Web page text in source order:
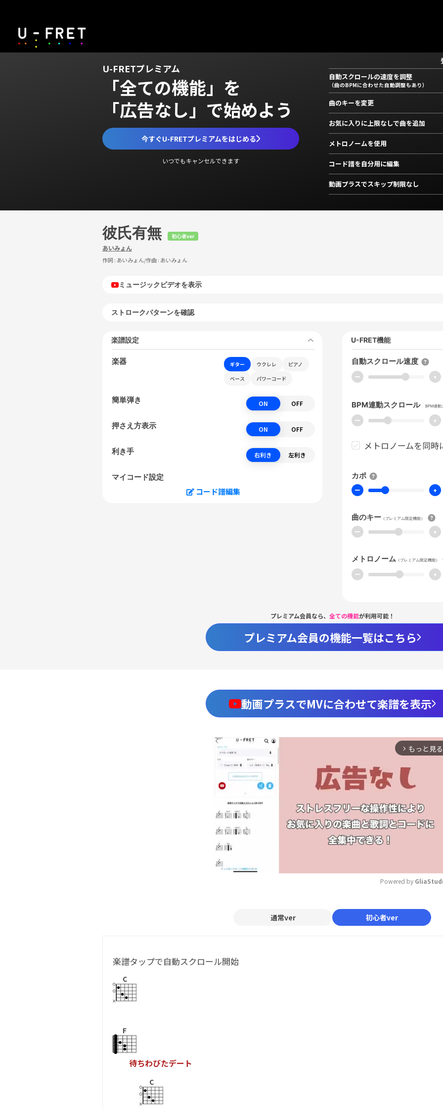
U-FRETプレミアム
「全ての機能」を
「広告なし」で始めよう
今すぐU-FRETプレミアムをはじめる
いつでもキャンセルできます
自動スクロールの速度を調整
（曲のBPMに合わせた自動調整もあり）
曲のキーを変更
お気に入りに上限なしで曲を追加
メトロノームを使用
コード譜を自分用に編集
動画プラスでスキップ制限なし
彼氏有無 初心者ver
あいみょん
作詞 : あいみょん/作曲 : あいみょん
ミュージックビデオを表示
ストロークパターンを確認
楽譜設定
楽器 ギター ウクレレ
ピアノ
ベース
パワーコード
簡単弾き ON OFF
押さえ方表示 ON OFF
利き手 右利き 左利き
マイコード設定
コード譜編集
U-FRET機能
自動スクロール速度
ー +
BPM連動スクロール BPM連動
ー +
メトロノームを同時
カポ
ー +
曲のキー （プレミアム限定機能）
ー +
メトロノーム （プレミアム限定機能）
ー +
プレミアム会員なら、 全ての機能が利用可能！
プレミアム会員の機能一覧はこちら
動画プラスでMVに合わせて楽譜を表示
arrow_forward_ios もっと見る
Mute
Powered by
通常ver 初心者ver
楽譜タップで自動スクロール開始
C
F
待ちわびたデー ト
C